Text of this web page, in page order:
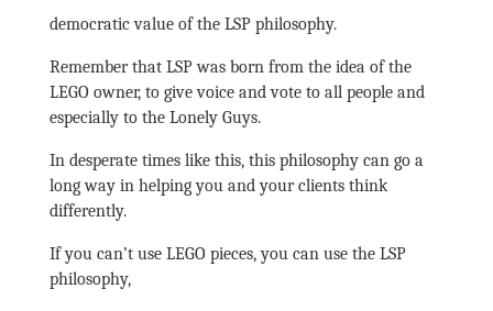
democratic value of the LSP philosophy.
Remember that LSP was born from the idea of ​​the
LEGO owner, to give voice and vote to all people and
especially to the Lonely Guys.
In desperate times like this, this philosophy can go a
long way in helping you and your clients think
differently.
If you can’t use LEGO pieces, you can use the LSP
philosophy,